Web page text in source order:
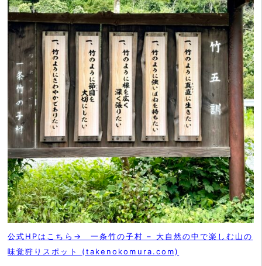
公式HPはこちら→ 一条竹の子村 – 大自然の中で楽しむ山の
味覚狩りスポット (takenokomura.com)